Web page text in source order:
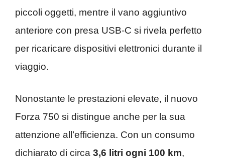
piccoli oggetti, mentre il vano aggiuntivo
anteriore con presa USB-C si rivela perfetto
per ricaricare dispositivi elettronici durante il
viaggio.
Nonostante le prestazioni elevate, il nuovo
Forza 750 si distingue anche per la sua
attenzione all’efficienza. Con un consumo
dichiarato di circa 3,6 litri ogni 100 km,